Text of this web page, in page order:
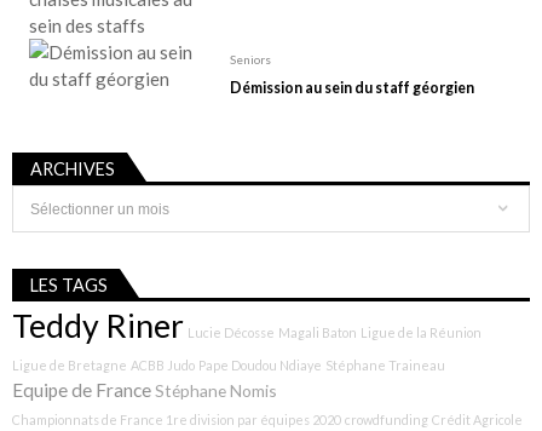
Seniors
Démission au sein du staff géorgien
ARCHIVES
Archives
LES TAGS
Teddy Riner Lucie Décosse Magali Baton Ligue de la Réunion
Ligue de Bretagne ACBB Judo Pape Doudou Ndiaye Stéphane Traineau
Equipe de FranceStéphane Nomis
Championnats de France 1re division par équipes 2020 crowdfunding Crédit Agricole